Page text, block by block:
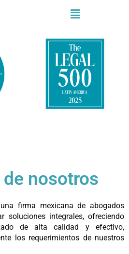
Menú
nosotros
firma mexicana de abogados
soluciones integrales, ofreciendo
de alta calidad y efectivo,
los requerimientos de nuestros